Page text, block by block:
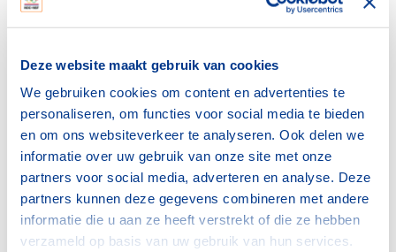
Deze website maakt gebruik van cookies
We gebruiken cookies om content en advertenties te
personaliseren, om functies voor social media te bieden
en om ons websiteverkeer te analyseren. Ook delen we
informatie over uw gebruik van onze site met onze
partners voor social media, adverteren en analyse. Deze
partners kunnen deze gegevens combineren met andere
informatie die u aan ze heeft verstrekt of die ze hebben
verzameld op basis van uw gebruik van hun services.
van de Sportdeelname Index
Maandrapportages 2026
Maandmeting Sportdeelname Index juni
2026
Maandmeting Sportdeelname Index mei
2026
Maandmeting Sportdeelname Index april
2026
Maandmeting Sportdeelname Index maart
2026